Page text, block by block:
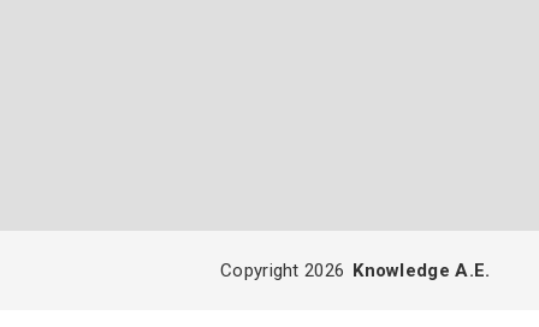
Copyright 2026 Knowledge A.E.